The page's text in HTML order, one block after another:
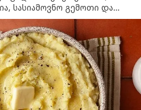
სასიამოვნო გემოთი და
ფერით. მისი მომზადება
მაგრამ არსებობს რამდენიმე
უნდა იცოდეთ, რომ
გემრიელი გამოვიდეს.